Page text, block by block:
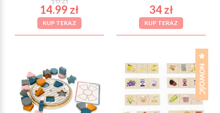
14.99 zł
KUP TERAZ
34 zł
KUP TERAZ